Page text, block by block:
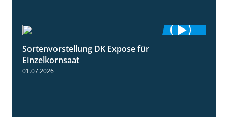
Sortenvorstellung DK Expose für
Einzelkornsaat
01.07.2026